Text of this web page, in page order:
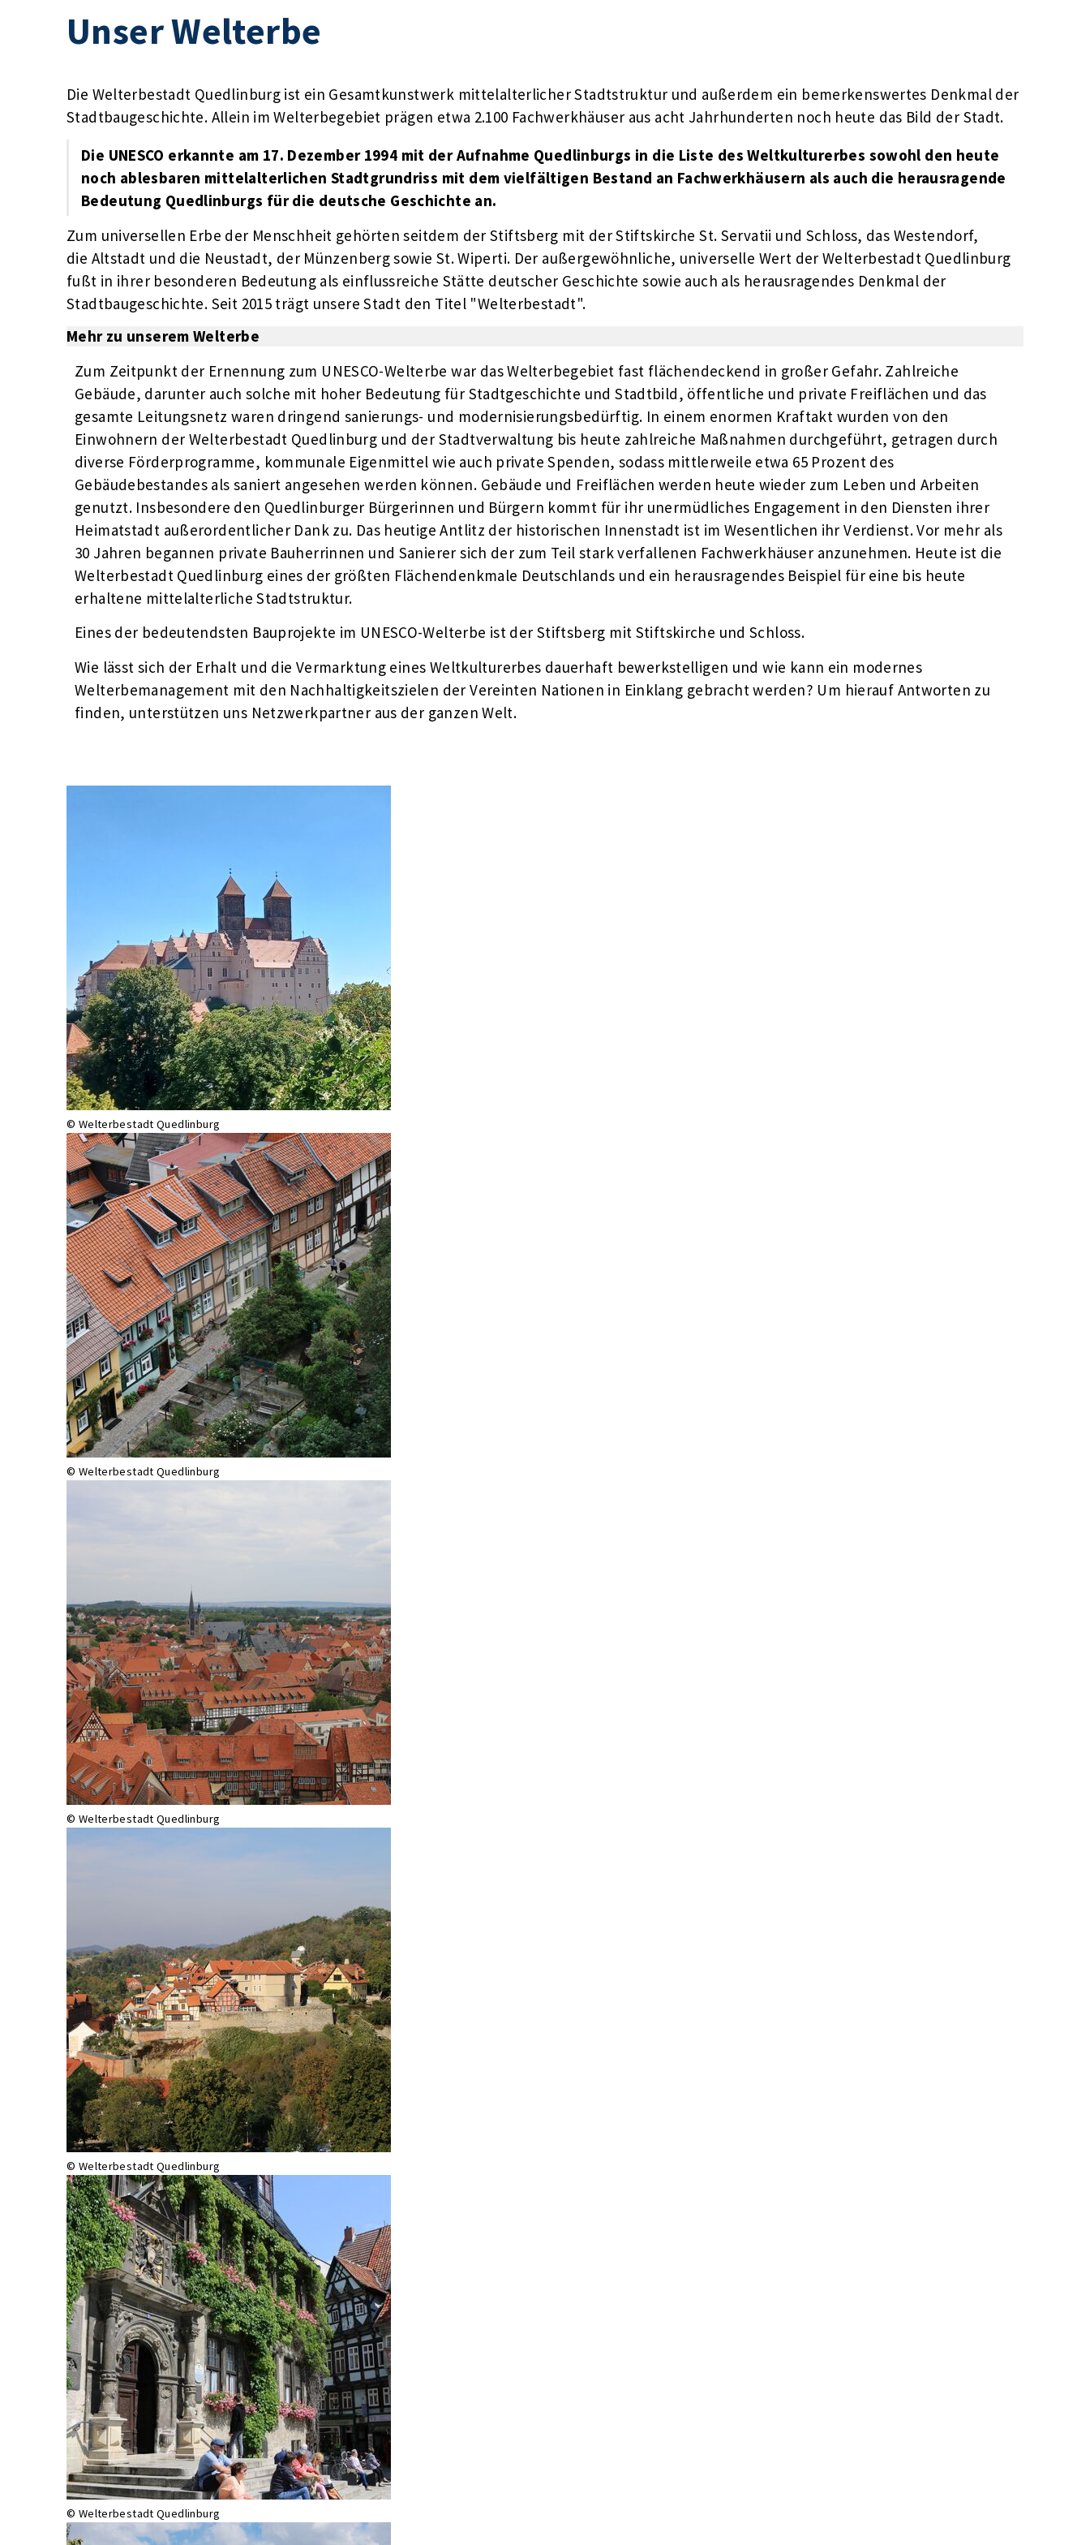
Unser Welterbe
Die Welterbestadt Quedlinburg ist ein Gesamtkunstwerk mittelalterlicher Stadtstruktur und außerdem ein bemerkenswertes Denkmal der
Stadtbaugeschichte. Allein im Welterbegebiet prägen etwa 2.100 Fachwerkhäuser aus acht Jahrhunderten noch heute das Bild der Stadt.
Die UNESCO erkannte am 17. Dezember 1994 mit der Aufnahme Quedlinburgs in die Liste des Weltkulturerbes sowohl den heute
noch ablesbaren mittelalterlichen Stadtgrundriss mit dem vielfältigen Bestand an Fachwerkhäusern als auch die herausragende
Bedeutung Quedlinburgs für die deutsche Geschichte an.
Zum universellen Erbe der Menschheit gehörten seitdem der Stiftsberg mit der Stiftskirche St. Servatii und Schloss, das Westendorf,
die Altstadt und die Neustadt, der Münzenberg sowie St. Wiperti. Der außergewöhnliche, universelle Wert der Welterbestadt Quedlinburg
fußt in ihrer besonderen Bedeutung als einflussreiche Stätte deutscher Geschichte sowie auch als herausragendes Denkmal der
Stadtbaugeschichte. Seit 2015 trägt unsere Stadt den Titel "Welterbestadt".
Mehr zu unserem Welterbe
Zum Zeitpunkt der Ernennung zum UNESCO-Welterbe war das Welterbegebiet fast flächendeckend in großer Gefahr. Zahlreiche
Gebäude, darunter auch solche mit hoher Bedeutung für Stadtgeschichte und Stadtbild, öffentliche und private Freiflächen und das
gesamte Leitungsnetz waren dringend sanierungs- und modernisierungsbedürftig. In einem enormen Kraftakt wurden von den
Einwohnern der Welterbestadt Quedlinburg und der Stadtverwaltung bis heute zahlreiche Maßnahmen durchgeführt, getragen durch
diverse Förderprogramme, kommunale Eigenmittel wie auch private Spenden, sodass mittlerweile etwa 65 Prozent des
Gebäudebestandes als saniert angesehen werden können. Gebäude und Freiflächen werden heute wieder zum Leben und Arbeiten
genutzt. Insbesondere den Quedlinburger Bürgerinnen und Bürgern kommt für ihr unermüdliches Engagement in den Diensten ihrer
Heimatstadt außerordentlicher Dank zu. Das heutige Antlitz der historischen Innenstadt ist im Wesentlichen ihr Verdienst. Vor mehr als
30 Jahren begannen private Bauherrinnen und Sanierer sich der zum Teil stark verfallenen Fachwerkhäuser anzunehmen. Heute ist die
Welterbestadt Quedlinburg eines der größten Flächendenkmale Deutschlands und ein herausragendes Beispiel für eine bis heute
erhaltene mittelalterliche Stadtstruktur.
Eines der bedeutendsten Bauprojekte im UNESCO-Welterbe ist der Stiftsberg mit Stiftskirche und Schloss.
Wie lässt sich der Erhalt und die Vermarktung eines Weltkulturerbes dauerhaft bewerkstelligen und wie kann ein modernes
Welterbemanagement mit den Nachhaltigkeitszielen der Vereinten Nationen in Einklang gebracht werden? Um hierauf Antworten zu
finden, unterstützen uns Netzwerkpartner aus der ganzen Welt.
© Welterbestadt Quedlinburg
© Welterbestadt Quedlinburg
© Welterbestadt Quedlinburg
© Welterbestadt Quedlinburg
© Welterbestadt Quedlinburg